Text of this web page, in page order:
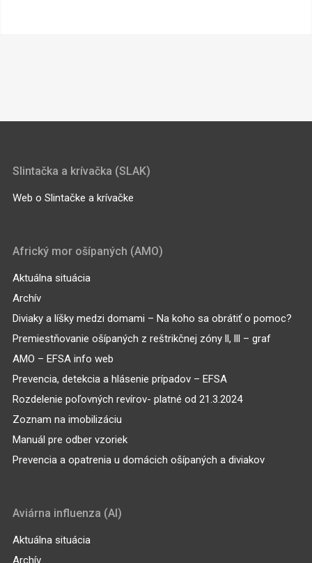
Slintačka a krívačka (SLAK)
Web o Slintačke a krívačke
Africký mor ošípaných (AMO)
Aktuálna situácia
Archív
Diviaky a líšky medzi domami – Na koho sa obrátiť o pomoc?
Premiestňovanie ošípaných z reštrikčnej zóny ll, lll – graf
AMO – EFSA info web
Prevencia, detekcia a hlásenie prípadov – EFSA
Rozdelenie poľovných revírov- platné od 21.3.2024
Zoznam na imobilizáciu
Manuál pre odber vzoriek
Prevencia a opatrenia u domácich ošípaných a diviakov
Aviárna influenza (AI)
Aktuálna situácia
Archív